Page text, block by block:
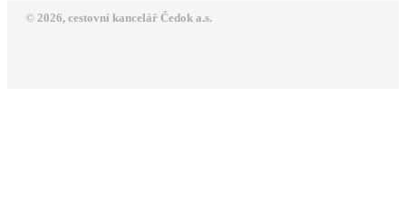
© 2026, cestovní kancelář Čedok a.s.